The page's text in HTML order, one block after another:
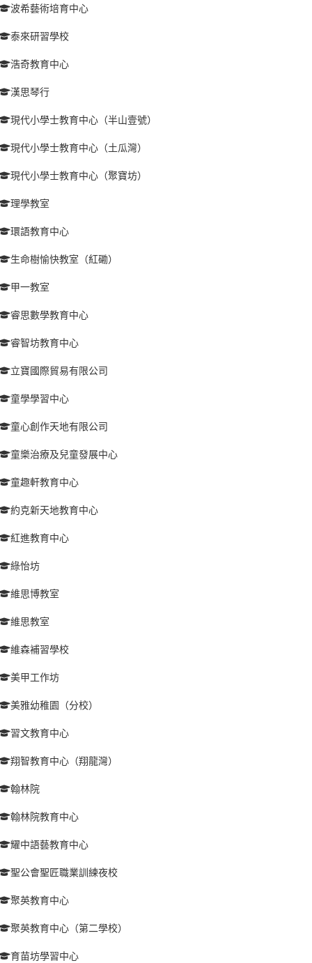
波希藝術培育中心
泰來研習學校
浩奇教育中心
漢思琴行
現代小學士教育中心（半山壹號）
現代小學士教育中心（土瓜灣）
現代小學士教育中心（聚寶坊）
理學教室
環語教育中心
生命樹愉快教室（紅磡）
甲一教室
睿思數學教育中心
睿智坊教育中心
立寶國際貿易有限公司
童學學習中心
童心創作天地有限公司
童樂治療及兒童發展中心
童趣軒教育中心
約克新天地教育中心
紅進教育中心
綠怡坊
維思博教室
維思教室
維森補習學校
美甲工作坊
美雅幼稚園（分校）
習文教育中心
翔智教育中心（翔龍灣）
翰林院
翰林院教育中心
耀中語藝教育中心
聖公會聖匠職業訓練夜校
聚英教育中心
聚英教育中心（第二學校）
育苗坊學習中心